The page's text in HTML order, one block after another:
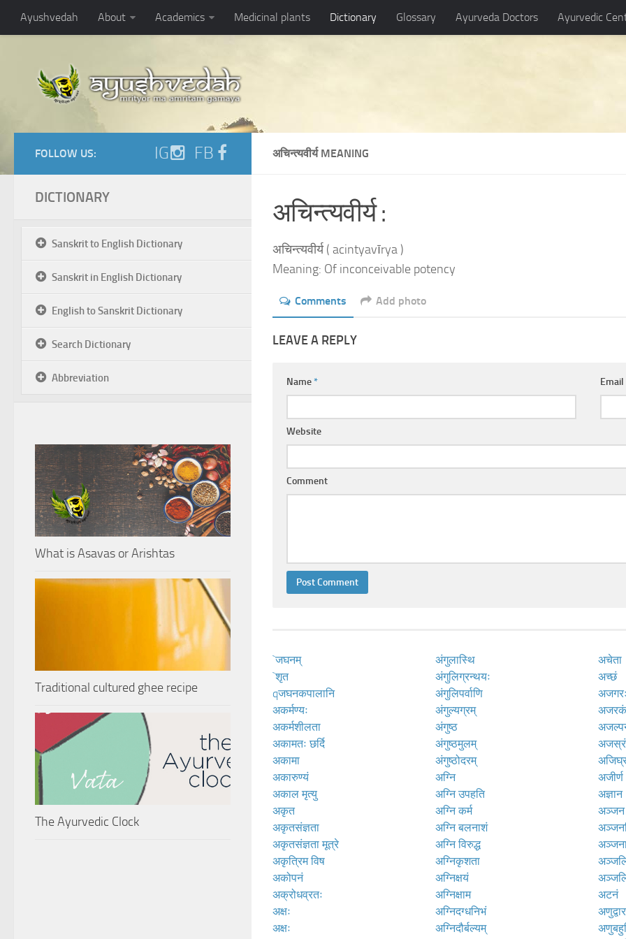
Ayushvedah About Academics Medicinal plants Dictionary Glossary Ayurveda Doctors Ayurvedic
अचिन्त्यवीर्य MEANING
अचिन्त्यवीर्य :
अचिन्त्यवीर्य ( acintyavīrya )
Meaning: Of inconceivable potency
Comments Add photo
LEAVE A REPLY
Name* Email
Website
Comment
`जघनम्
`शृत
qजघनकपालानि
अकर्मण्यः
अकर्मशीलता
अकामतः छर्दि
अकामा
अकारुण्यं
अकाल मृत्यु
अकृत
अकृतसंज्ञता
अकृतसंज्ञता मूत्रे
अकृत्रिम विष
अकोपनं
अक्रोधव्रतः
अक्षः
अक्षः
अंगुलास्थि
अंगुलिग्रन्थयः
अंगुलिपर्वाणि
अंगुल्यग्रम्
अंगुष्ठ
अंगुष्ठमुलम्
अंगुष्ठोदरम्
अग्नि
अग्नि उपहति
अग्नि कर्म
अग्नि बलनाशं
अग्नि विरुद्ध
अग्निकृशता
अग्निक्षयं
अग्निक्षाम
अग्निदग्धनिभं
अग्निदौर्बल्यम्
अचेता
अच्छं
अजस्रं
अजीर्ण
अज्ञान
अञ्जन
अटनं
अणुद्वार
FOLLOW US: IG FB
DICTIONARY
Sanskrit to English Dictionary
Sanskrit in English Dictionary
English to Sanskrit Dictionary
Search Dictionary
Abbreviation
What is Asavas or Arishtas
Traditional cultured ghee recipe
The Ayurvedic Clock